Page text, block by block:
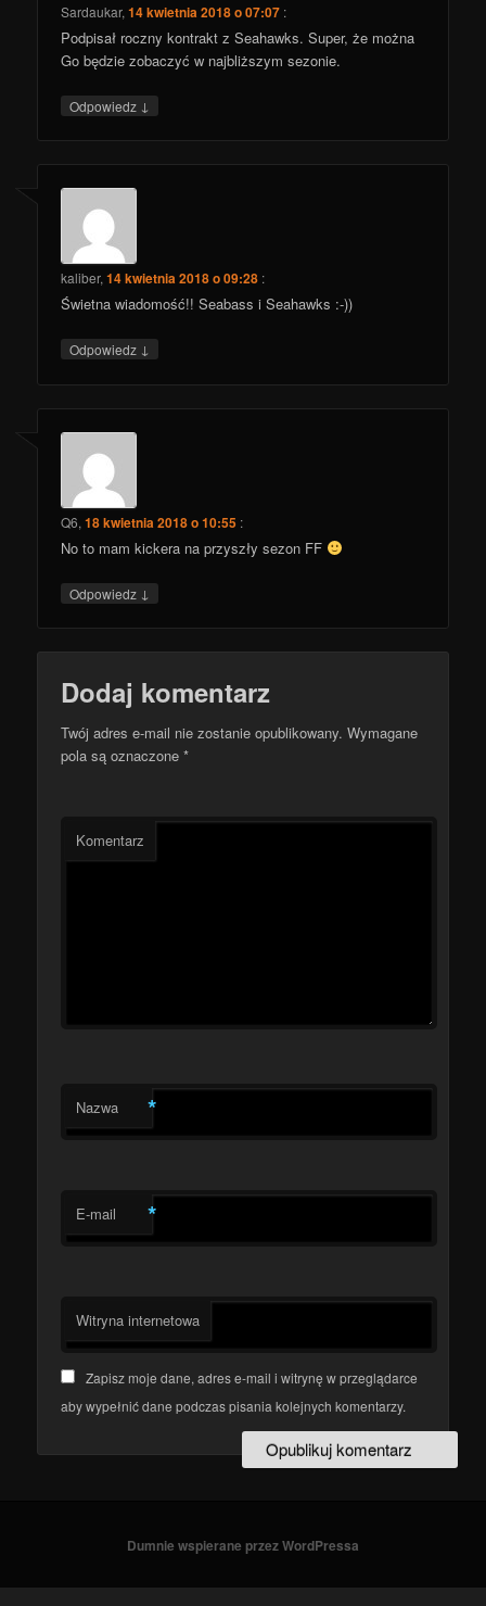
Sardaukar,14 kwietnia 2018 o 07:07 :
Podpisał roczny kontrakt z Seahawks. Super, że można
Go będzie zobaczyć w najbliższym sezonie.
Odpowiedz ↓
kaliber,14 kwietnia 2018 o 09:28 :
Świetna wiadomość!! Seabass i Seahawks :-))
Odpowiedz ↓
Q6,18 kwietnia 2018 o 10:55 :
No to mam kickera na przyszły sezon FF
Odpowiedz ↓
Dodaj komentarz
Twój adres e-mail nie zostanie opublikowany. Wymagane
pola są oznaczone*
Komentarz
Nazwa *
E-mail *
Witryna internetowa
Zapisz moje dane, adres e-mail i witrynę w przeglądarce
aby wypełnić dane podczas pisania kolejnych komentarzy.
Dumnie wspierane przez WordPressa